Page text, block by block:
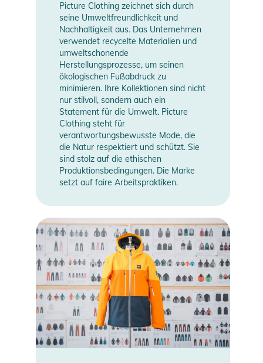
Picture Clothing zeichnet sich durch
seine Umweltfreundlichkeit und
Nachhaltigkeit aus. Das Unternehmen
verwendet recycelte Materialien und
umweltschonende
Herstellungsprozesse, um seinen
ökologischen Fußabdruck zu
minimieren. Ihre Kollektionen sind nicht
nur stilvoll, sondern auch ein
Statement für die Umwelt. Picture
Clothing steht für
verantwortungsbewusste Mode, die
die Natur respektiert und schützt. Sie
sind stolz auf die ethischen
Produktionsbedingungen. Die Marke
setzt auf faire Arbeitspraktiken.